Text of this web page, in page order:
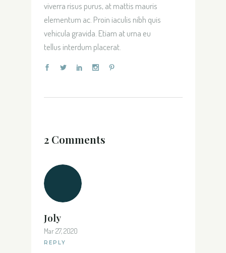
viverra risus purus, at mattis mauris
elementum ac. Proin iaculis nibh quis
vehicula gravida. Etiam at urna eu
tellus interdum placerat.
2 Comments
Joly
Mar 27, 2020
REPLY